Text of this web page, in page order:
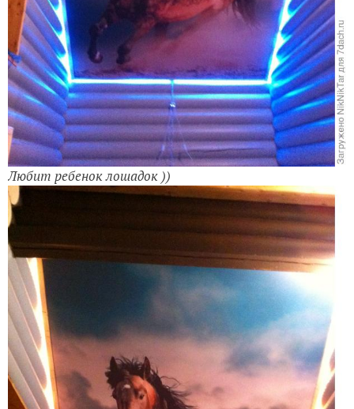
Любит ребенок лошадок ))